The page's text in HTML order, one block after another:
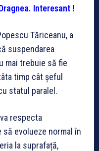
Interesant !
Tăriceanu, a
suspendarea
mai trebuie să fie
timp cât șeful
statul paralel.
respecta
evolueze normal în
la suprafață,